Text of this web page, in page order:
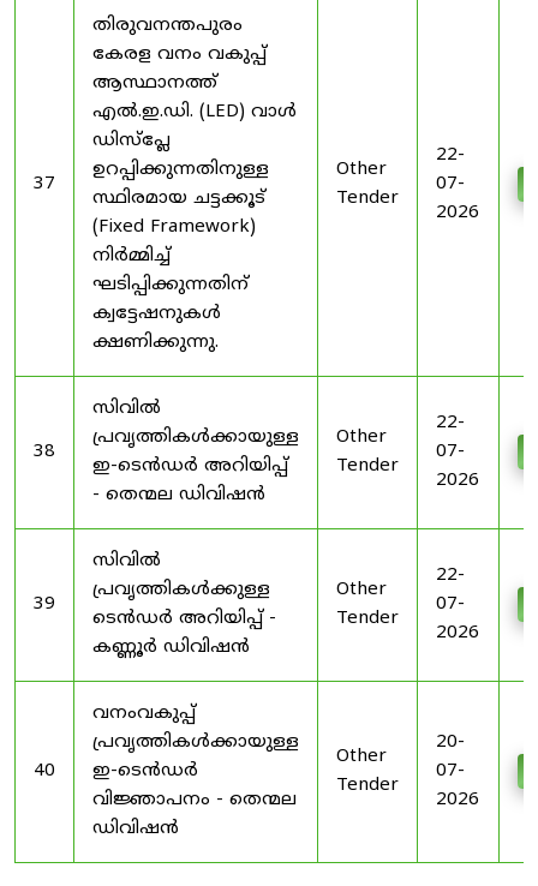
37
തിരുവനന്തപുരം
കേരള വനം വകുപ്പ്
ആസ്ഥാനത്ത്
എൽ.ഇ.ഡി. (LED) വാൾ
ഡിസ്‌പ്ലേ
ഉറപ്പിക്കുന്നതിനുള്ള
സ്ഥിരമായ ചട്ടക്കൂട്
(Fixed Framework)
നിർമ്മിച്ച്
ഘടിപ്പിക്കുന്നതിന്
ക്വട്ടേഷനുകൾ
ക്ഷണിക്കുന്നു.
Other
Tender
22-
07-
2026
38
സിവിൽ
പ്രവൃത്തികൾക്കായുള്ള
ഇ-ടെൻഡർ അറിയിപ്പ്
- തെന്മല ഡിവിഷൻ
Other
Tender
22-
07-
2026
39
സിവിൽ
പ്രവൃത്തികൾക്കുള്ള
ടെൻഡർ അറിയിപ്പ് -
കണ്ണൂർ ഡിവിഷൻ
Other
Tender
22-
07-
2026
40
വനംവകുപ്പ്
പ്രവൃത്തികൾക്കായുള്ള
ഇ-ടെൻഡർ
വിജ്ഞാപനം - തെന്മല
ഡിവിഷൻ
Other
Tender
20-
07-
2026